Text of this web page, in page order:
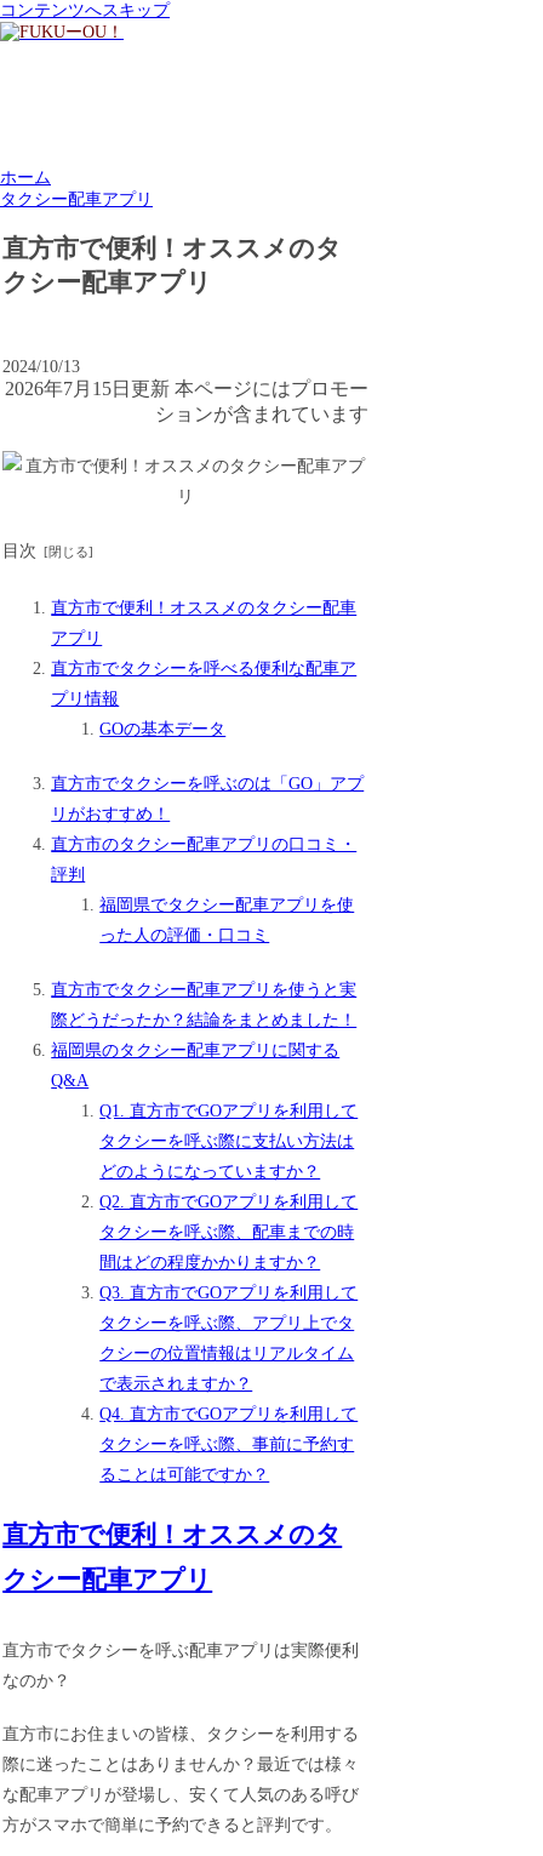
コンテンツへスキップ
ホーム
タクシー配車アプリ
直方市で便利！オススメのタ
クシー配車アプリ
2024/10/13
2026年7月15日更新 本ページにはプロモー
ションが含まれています
目次
直方市で便利！オススメのタクシー配車
アプリ
直方市でタクシーを呼べる便利な配車ア
プリ情報
GOの基本データ
直方市でタクシーを呼ぶのは「GO」アプ
リがおすすめ！
直方市のタクシー配車アプリの口コミ・
評判
福岡県でタクシー配車アプリを使
った人の評価・口コミ
直方市でタクシー配車アプリを使うと実
際どうだったか？結論をまとめました！
福岡県のタクシー配車アプリに関する
Q&A
Q1. 直方市でGOアプリを利用して
タクシーを呼ぶ際に支払い方法は
どのようになっていますか？
Q2. 直方市でGOアプリを利用して
タクシーを呼ぶ際、配車までの時
間はどの程度かかりますか？
Q3. 直方市でGOアプリを利用して
タクシーを呼ぶ際、アプリ上でタ
クシーの位置情報はリアルタイム
で表示されますか？
Q4. 直方市でGOアプリを利用して
タクシーを呼ぶ際、事前に予約す
ることは可能ですか？
直方市で便利！オススメのタ
クシー配車アプリ
直方市でタクシーを呼ぶ配車アプリは実際便利
なのか？
直方市にお住まいの皆様、タクシーを利用する
際に迷ったことはありませんか？最近では様々
な配車アプリが登場し、安くて人気のある呼び
方がスマホで簡単に予約できると評判です。